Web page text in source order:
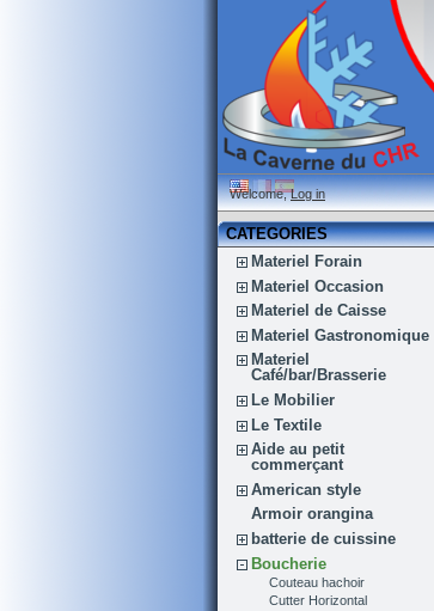
Welcome,Log in
CATEGORIES
Materiel Forain
Materiel Occasion
Materiel de Caisse
Materiel Gastronomique
Materiel
Café/bar/Brasserie
Le Mobilier
Le Textile
Aide au petit
commerçant
American style
Armoir orangina
batterie de cuissine
Boucherie
Couteau hachoir
Cutter Horizontal